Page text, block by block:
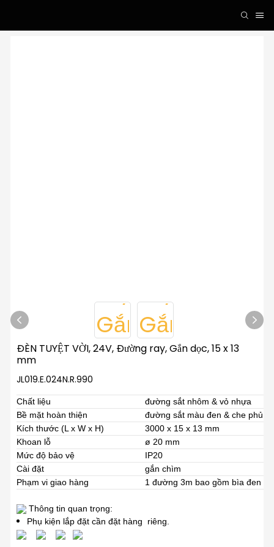
ĐÈN TUYỆT VỜI, 24V, Đường ray, Gắn dọc, 15 x 13
mm
JL019.E.024N.R.990
Chất liệu
đường sắt nhôm & vỏ nhựa
Bề mặt hoàn thiện
đường sắt màu đen & che phủ
Kích thước (L x W x H)
3000 x 15 x 13 mm
Khoan lỗ
ø 20 mm
Mức độ bảo vệ
IP20
Cài đặt
gắn chìm
Phạm vi giao hàng
1 đường 3m bao gồm bìa đen
Thông tin quan trọng:
Phụ kiện lắp đặt cần đặt hàng
riêng.